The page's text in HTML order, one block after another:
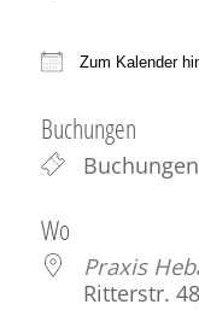
Zum Kalender
Buchungen
Wo
Praxis
Ritterstr.